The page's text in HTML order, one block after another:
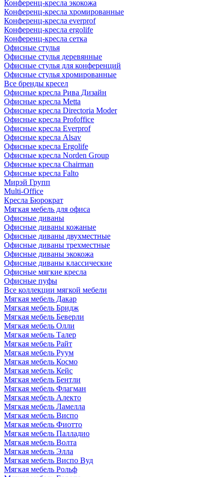
Конференц-кресла экокожа
Конференц-кресла хромированные
Конференц-кресла everprof
Конференц-кресла ergolife
Конференц-кресла сетка
Офисные стулья
Офисные стулья деревянные
Офисные стулья для конференций
Офисные стулья хромированные
Все бренды кресел
Офисные кресла Рива Дизайн
Офисные кресла Metta
Офисные кресла Directoria Moder
Офисные кресла Profoffice
Офисные кресла Everprof
Офисные кресла Alsav
Офисные кресла Ergolife
Офисные кресла Norden Group
Офисные кресла Chairman
Офисные кресла Falto
Мирэй Групп
Multi-Office
Кресла Бюрократ
Мягкая мебель для офиса
Офисные диваны
Офисные диваны кожаные
Офисные диваны двухместные
Офисные диваны трехместные
Офисные диваны экокожа
Офисные диваны классические
Офисные мягкие кресла
Офисные пуфы
Все коллекции мягкой мебели
Мягкая мебель Дакар
Мягкая мебель Бридж
Мягкая мебель Беверли
Мягкая мебель Олли
Мягкая мебель Талер
Мягкая мебель Райт
Мягкая мебель Руум
Мягкая мебель Космо
Мягкая мебель Кейс
Мягкая мебель Бентли
Мягкая мебель Флагман
Мягкая мебель Алекто
Мягкая мебель Ламелла
Мягкая мебель Виспо
Мягкая мебель Фиотто
Мягкая мебель Палладио
Мягкая мебель Волта
Мягкая мебель Элла
Мягкая мебель Виспо Вуд
Мягкая мебель Рольф